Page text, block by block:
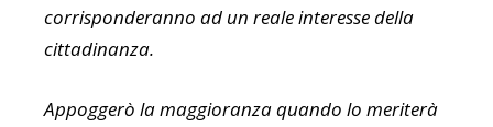
corrisponderanno ad un reale interesse della
cittadinanza.
Appoggerò la maggioranza quando lo meriterà